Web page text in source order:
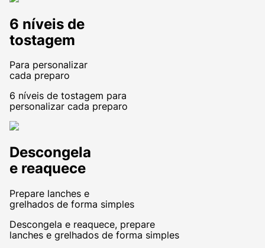
6 níveis de
tostagem
Para personalizar
cada preparo
6 níveis de tostagem para
personalizar cada preparo
Descongela
e reaquece
Prepare lanches e
grelhados de forma simples
Descongela e reaquece, prepare
lanches e grelhados de forma simples